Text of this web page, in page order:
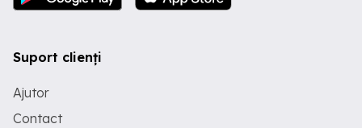
Suport clienți
Ajutor
Contact